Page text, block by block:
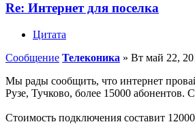
Re: Интернет для поселка
Цитата
Сообщение Телеконика » Вт май 22,
Мы рады сообщить, что интернет
Рузе, Тучково, более 15000
Стоимость подключения составит